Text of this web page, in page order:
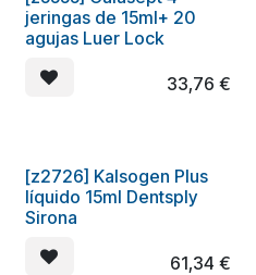
jeringas de 15ml+ 20
agujas Luer Lock
33,76 €
[z2726] Kalsogen Plus
líquido 15ml Dentsply
Sirona
61,34 €